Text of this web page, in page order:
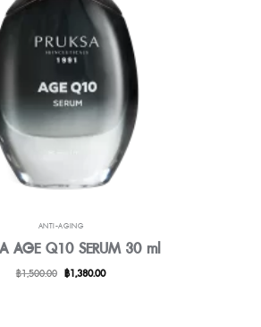
ANTI-AGING
AGE Q10 SERUM 30 ml
฿1,500.00 Original
฿1,380.00Current